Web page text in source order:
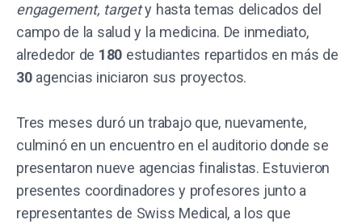
engagement, targety hasta temas delicados del
campo de la salud y la medicina. De inmediato,
alrededor de 180 estudiantes repartidos en más de
30 agencias iniciaron sus proyectos.
Tres meses duró un trabajo que, nuevamente,
culminó en un encuentro en el auditorio donde se
presentaron nueve agencias finalistas. Estuvieron
presentes coordinadores y profesores junto a
representantes de Swiss Medical, a los que